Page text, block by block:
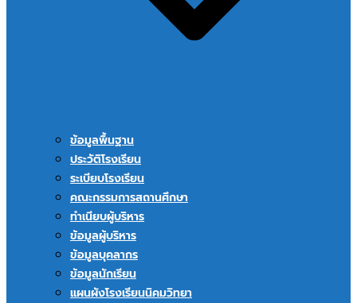
ข้อมูลพื้นฐาน
ประวัติโรงเรียน
ระเบียบโรงเรียน
คณะกรรมการสถานศึกษา
ทำเนียบผู้บริหาร
ข้อมูลผู้บริหาร
ข้อมูลบุคลากร
ข้อมูลนักเรียน
แผนผังโรงเรียนนิคมวิทยา